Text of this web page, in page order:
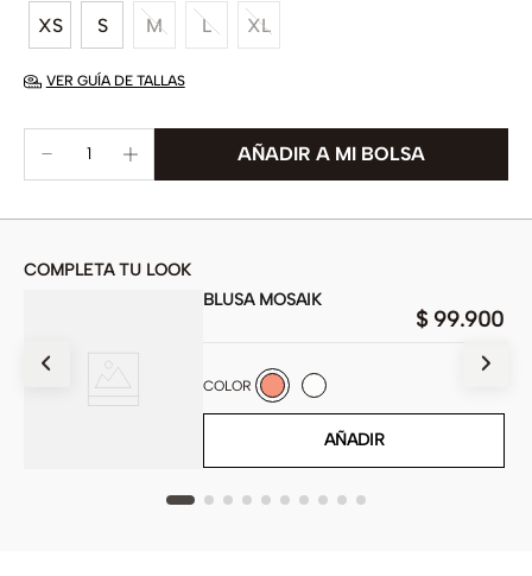
XS S M L XL
VER GUÍA DE TALLAS
COMPLETA TU LOOK
BLUSA MOSAIK
$ 99.900
COLOR
AÑADIR